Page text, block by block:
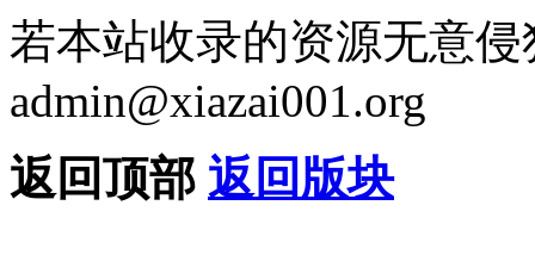
若本站收录的资源无意
admin@xiazai001.org
返回顶部 返回版块